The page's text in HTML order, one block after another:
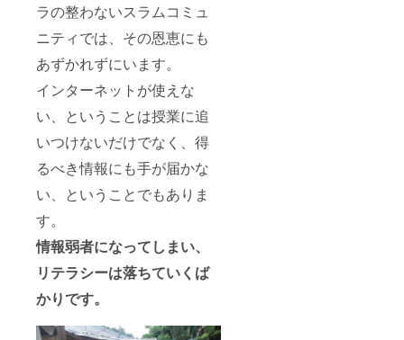
ラの整わないスラムコミュ
ニティでは、その恩恵にも
あずかれずにいます。
インターネットが使えな
い、ということは授業に追
いつけないだけでなく、得
るべき情報にも手が届かな
い、ということでもありま
す。
情報弱者になってしまい、
リテラシーは落ちていくば
かりです。